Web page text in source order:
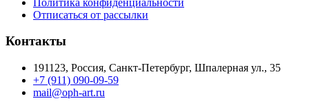
Отписаться от рассылки
Контакты
191123, Россия, Санкт-Петербург, Шпалерная ул., 35
+7 (911) 090-09-59
mail@oph-art.ru